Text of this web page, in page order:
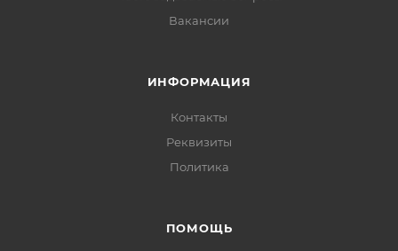
Вакансии
ИНФОРМАЦИЯ
Контакты
Реквизиты
Политика
ПОМОЩЬ